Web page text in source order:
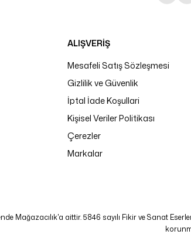
ALIŞVERİŞ
Mesafeli Satış Sözleşmesi
Gizlilik ve Güvenlik
İptal İade Koşullari
Kişisel Veriler Politikası
Çerezler
Markalar
Mağazacılık'a aittir. 5846 sayılı Fikir ve Sanat